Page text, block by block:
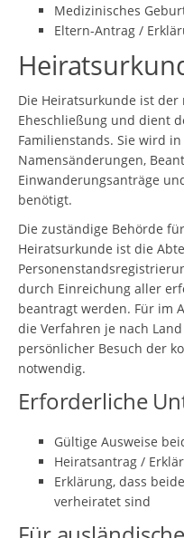
Medizinisches
Eltern-Antrag /
Die Heiratsurkunde ist
Eheschließung und dient
Familienstands. Sie wird
Namensänderungen,
Einwanderungsanträge
benötigt.
Die zuständige Behörde
Heiratsurkunde ist die
durch Einreichung aller
beantragt werden. Für im
die Verfahren je nach
persönlicher Besuch der
notwendig.
Erforderliche
Gültige Ausweise
Heiratsantrag /
Erklärung, dass
verheiratet sind